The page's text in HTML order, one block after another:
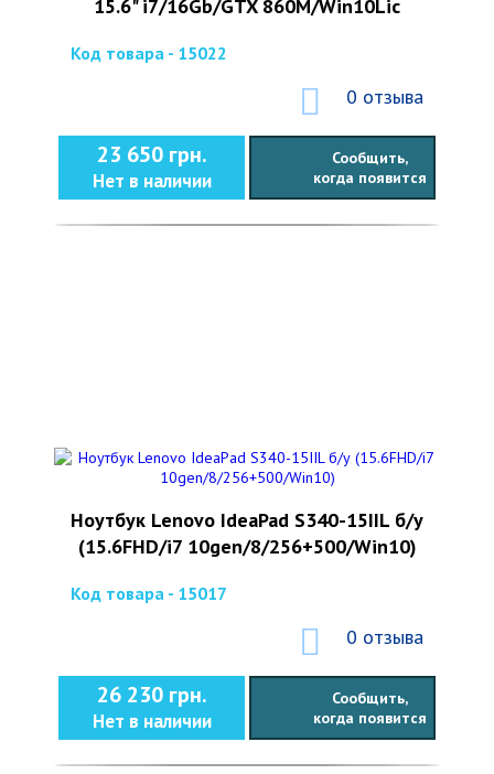
15.6" i7/16Gb/GTX 860M/Win10Lic
Код товара - 15022
0 отзыва
23 650 грн.
Нет в наличии
Сообщить,
когда появится
Ноутбук Lenovo IdeaPad S340-15IIL б/у
(15.6FHD/i7 10gen/8/256+500/Win10)
Код товара - 15017
0 отзыва
26 230 грн.
Нет в наличии
Сообщить,
когда появится